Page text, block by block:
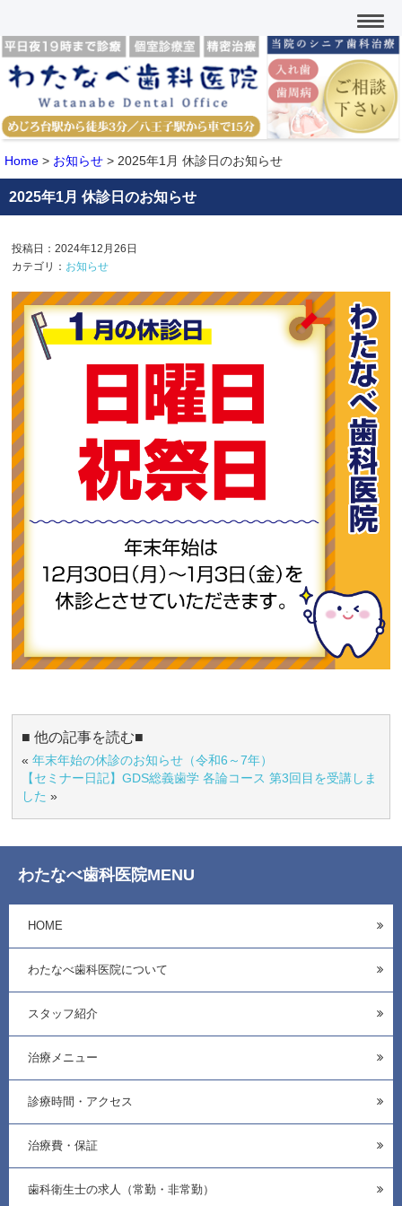
Home > お知らせ > 2025年1月 休診日のお知らせ
2025年1月 休診日のお知らせ
投稿日：2024年12月26日
カテゴリ： お知らせ
■ 他の記事を読む■
«年末年始の休診のお知らせ（令和6～7年）
【セミナー日記】GDS総義歯学 各論コース 第3回目を受講しま
した »
わたなべ歯科医院MENU
HOME
わたなべ歯科医院について
スタッフ紹介
治療メニュー
診療時間・アクセス
治療費・保証
歯科衛生士の求人（常勤・非常勤）